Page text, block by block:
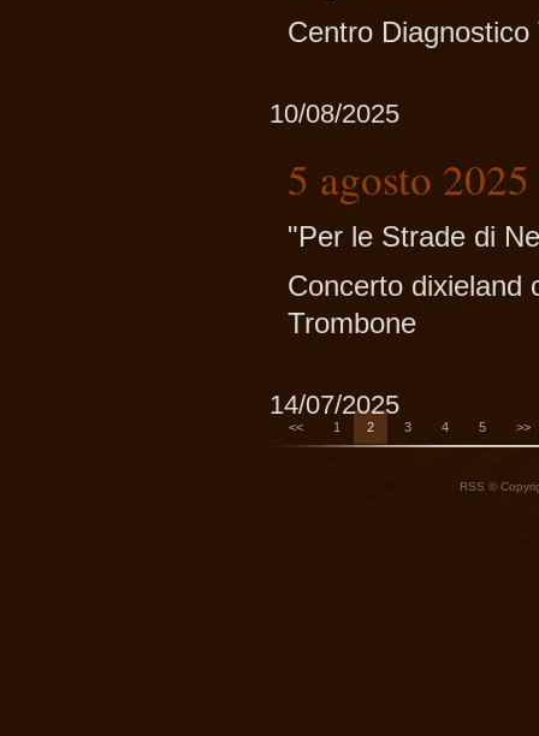
Centro
10/08/2025
5 agosto
"Per le Strade di
Concerto dixieland
Trombone
14/07/2025
<< 1 2 3 4 5 >>
RSS ©